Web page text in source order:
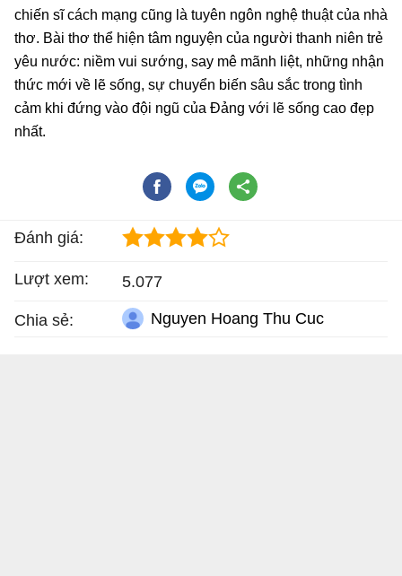
chiến sĩ cách mạng cũng là tuyên ngôn nghệ thuật của nhà
thơ. Bài thơ thể hiện tâm nguyện của người thanh niên trẻ
yêu nước: niềm vui sướng, say mê mãnh liệt, những nhận
thức mới về lẽ sống, sự chuyển biến sâu sắc trong tình
cảm khi đứng vào đội ngũ của Đảng với lẽ sống cao đẹp
nhất.
Đánh giá:
Lượt xem: 5.077
Chia sẻ: Nguyen Hoang Thu Cuc